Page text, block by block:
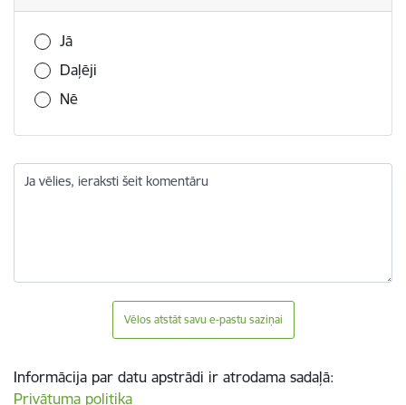
Vai šī informācija bija noderīga?
Jā
Daļēji
Nē
Ja vēlies, ieraksti šeit komentāru
Vēlos atstāt savu e-pastu saziņai
Informācija par datu apstrādi ir atrodama sadaļā:
Privātuma politika